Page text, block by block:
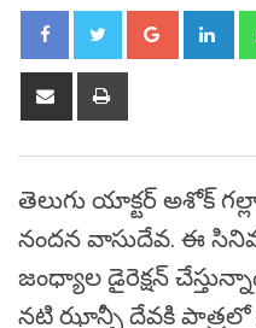
Google+
Share
తెలుగు యాక్టర్ అశోక్‌
నందన వాసుదేవ. ఈ
జంధ్యాల డైరెక్షన్
నటి ఝాన్సీ దేవకి పాత్రలో